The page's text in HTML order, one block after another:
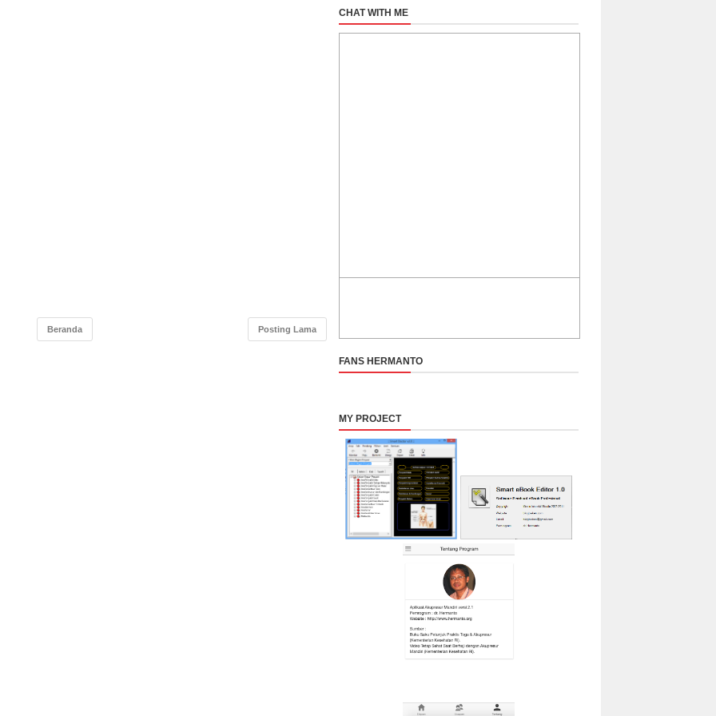
Posting Lama
Beranda
CHAT WITH ME
FANS HERMANTO
MY PROJECT